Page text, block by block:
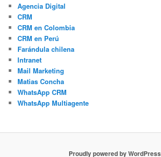
Agencia Digital
CRM
CRM en Colombia
CRM en Perú
Farándula chilena
Intranet
Mail Marketing
Matias Concha
WhatsApp CRM
WhatsApp Multiagente
Proudly powered by WordPress